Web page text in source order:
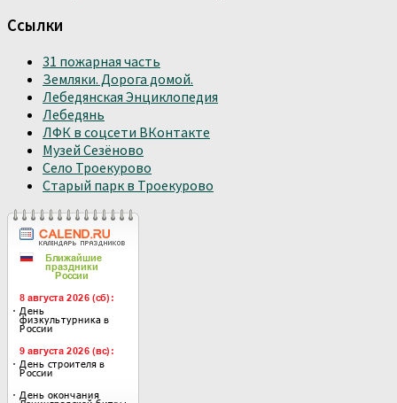
Ссылки
31 пожарная часть
Земляки. Дорога домой.
Лебедянская Энциклопедия
Лебедянь
ЛФК в соцсети ВКонтакте
Музей Сезёново
Село Троекурово
Старый парк в Троекурово